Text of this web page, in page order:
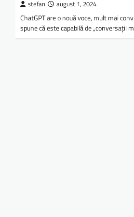
stefan august 1, 2024
ChatGPT are o nouă voce, mult mai
spune că este capabilă de „conversaţii